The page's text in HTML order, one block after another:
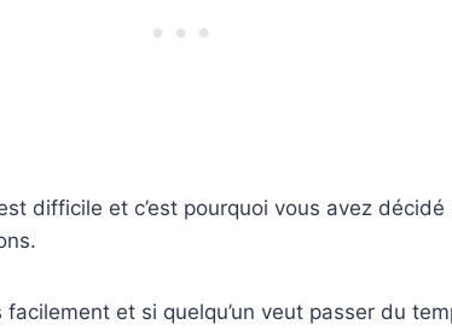
difficile et c’est pourquoi vous avez décidé
et si quelqu’un veut passer du